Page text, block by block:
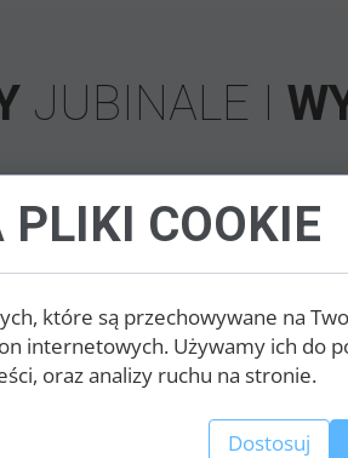
JUBINALE I
PLIKI COOKIE
które są przechowywane na
internetowych. Używamy ich do
oraz analizy ruchu na stronie.
Dostosuj